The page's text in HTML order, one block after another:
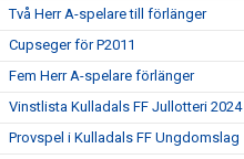
Två Herr A-spelare till förlänger
Cupseger för P2011
Fem Herr A-spelare förlänger
Vinstlista Kulladals FF Jullotteri 2024
Provspel i Kulladals FF Ungdomslag